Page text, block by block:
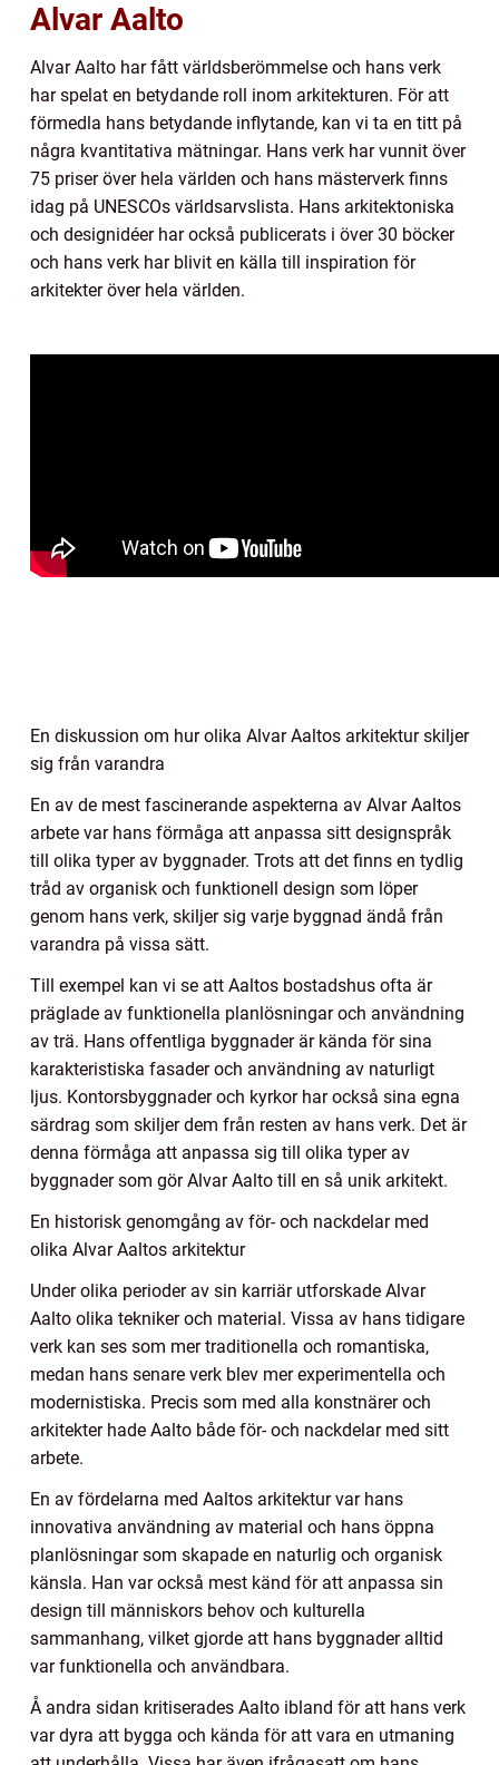
Alvar Aalto
Alvar Aalto har fått världsberömmelse och hans verk
har spelat en betydande roll inom arkitekturen. För att
förmedla hans betydande inflytande, kan vi ta en titt på
några kvantitativa mätningar. Hans verk har vunnit över
75 priser över hela världen och hans mästerverk finns
idag på UNESCOs världsarvslista. Hans arkitektoniska
och designidéer har också publicerats i över 30 böcker
och hans verk har blivit en källa till inspiration för
arkitekter över hela världen.
En diskussion om hur olika Alvar Aaltos arkitektur skiljer
sig från varandra
En av de mest fascinerande aspekterna av Alvar Aaltos
arbete var hans förmåga att anpassa sitt designspråk
till olika typer av byggnader. Trots att det finns en tydlig
tråd av organisk och funktionell design som löper
genom hans verk, skiljer sig varje byggnad ändå från
varandra på vissa sätt.
Till exempel kan vi se att Aaltos bostadshus ofta är
präglade av funktionella planlösningar och användning
av trä. Hans offentliga byggnader är kända för sina
karakteristiska fasader och användning av naturligt
ljus. Kontorsbyggnader och kyrkor har också sina egna
särdrag som skiljer dem från resten av hans verk. Det är
denna förmåga att anpassa sig till olika typer av
byggnader som gör Alvar Aalto till en så unik arkitekt.
En historisk genomgång av för- och nackdelar med
olika Alvar Aaltos arkitektur
Under olika perioder av sin karriär utforskade Alvar
Aalto olika tekniker och material. Vissa av hans tidigare
verk kan ses som mer traditionella och romantiska,
medan hans senare verk blev mer experimentella och
modernistiska. Precis som med alla konstnärer och
arkitekter hade Aalto både för- och nackdelar med sitt
arbete.
En av fördelarna med Aaltos arkitektur var hans
innovativa användning av material och hans öppna
planlösningar som skapade en naturlig och organisk
känsla. Han var också mest känd för att anpassa sin
design till människors behov och kulturella
sammanhang, vilket gjorde att hans byggnader alltid
var funktionella och användbara.
Å andra sidan kritiserades Aalto ibland för att hans verk
var dyra att bygga och kända för att vara en utmaning